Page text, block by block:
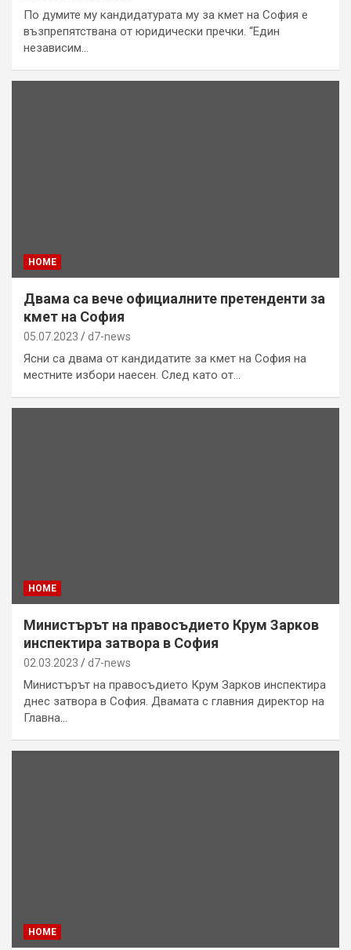
По думите му кандидатурата му за кмет на София е
възпрепятствана от юридически пречки. “Един
независим…
HOME
Двама са вече официалните претенденти за
кмет на София
05.07.2023 d7-news
Ясни са двама от кандидатите за кмет на София на
местните избори наесен. След като от…
HOME
Министърът на правосъдието Крум Зарков
инспектира затвора в София
02.03.2023 d7-news
Министърът на правосъдието Крум Зарков инспектира
днес затвора в София. Двамата с главния директор на
Главна…
HOME